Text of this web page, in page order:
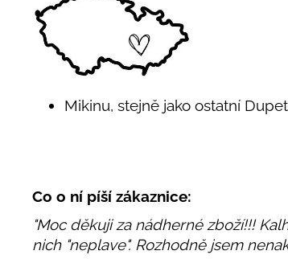
Mikinu, stejně jako ostatní
Co o ní píší zákaznice:
"Moc děkuji za nádherné zboží!!!
nich "neplave". Rozhodně jsem